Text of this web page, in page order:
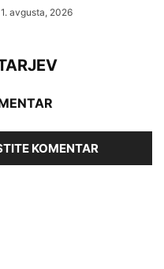
1. avgusta, 2026
KOMENTAR